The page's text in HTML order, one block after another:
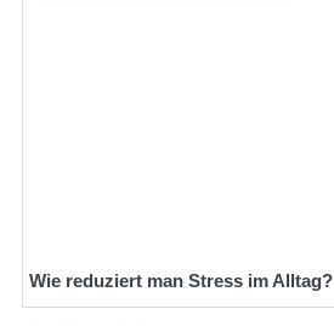
Wie reduziert man Stress im Alltag?